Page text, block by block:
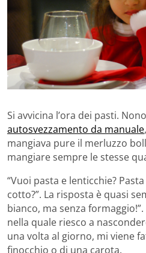
Si avvicina l’ora dei pasti.
autosvezzamento da manuale
mangiava pure il merluzzo
mangiare sempre le stesse
“Vuoi pasta e lenticchie?
cotto?”. La risposta è quasi
bianco, ma senza
nella quale riesco a
una volta al giorno, mi viene
finocchio o di una carota.